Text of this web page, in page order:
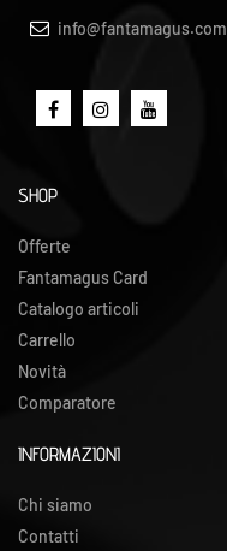
info@fantamagus.com
SHOP
Offerte
Fantamagus Card
Catalogo articoli
Carrello
Novità
Comparatore
INFORMAZIONI
Chi siamo
Contatti